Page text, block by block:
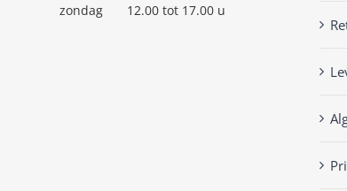
zondag
12.00 tot 17.00 u